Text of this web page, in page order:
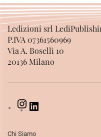
Ledizioni srl
P.IVA 07361560969
Via A. Boselli 10
20136 Milano
Chi Siamo